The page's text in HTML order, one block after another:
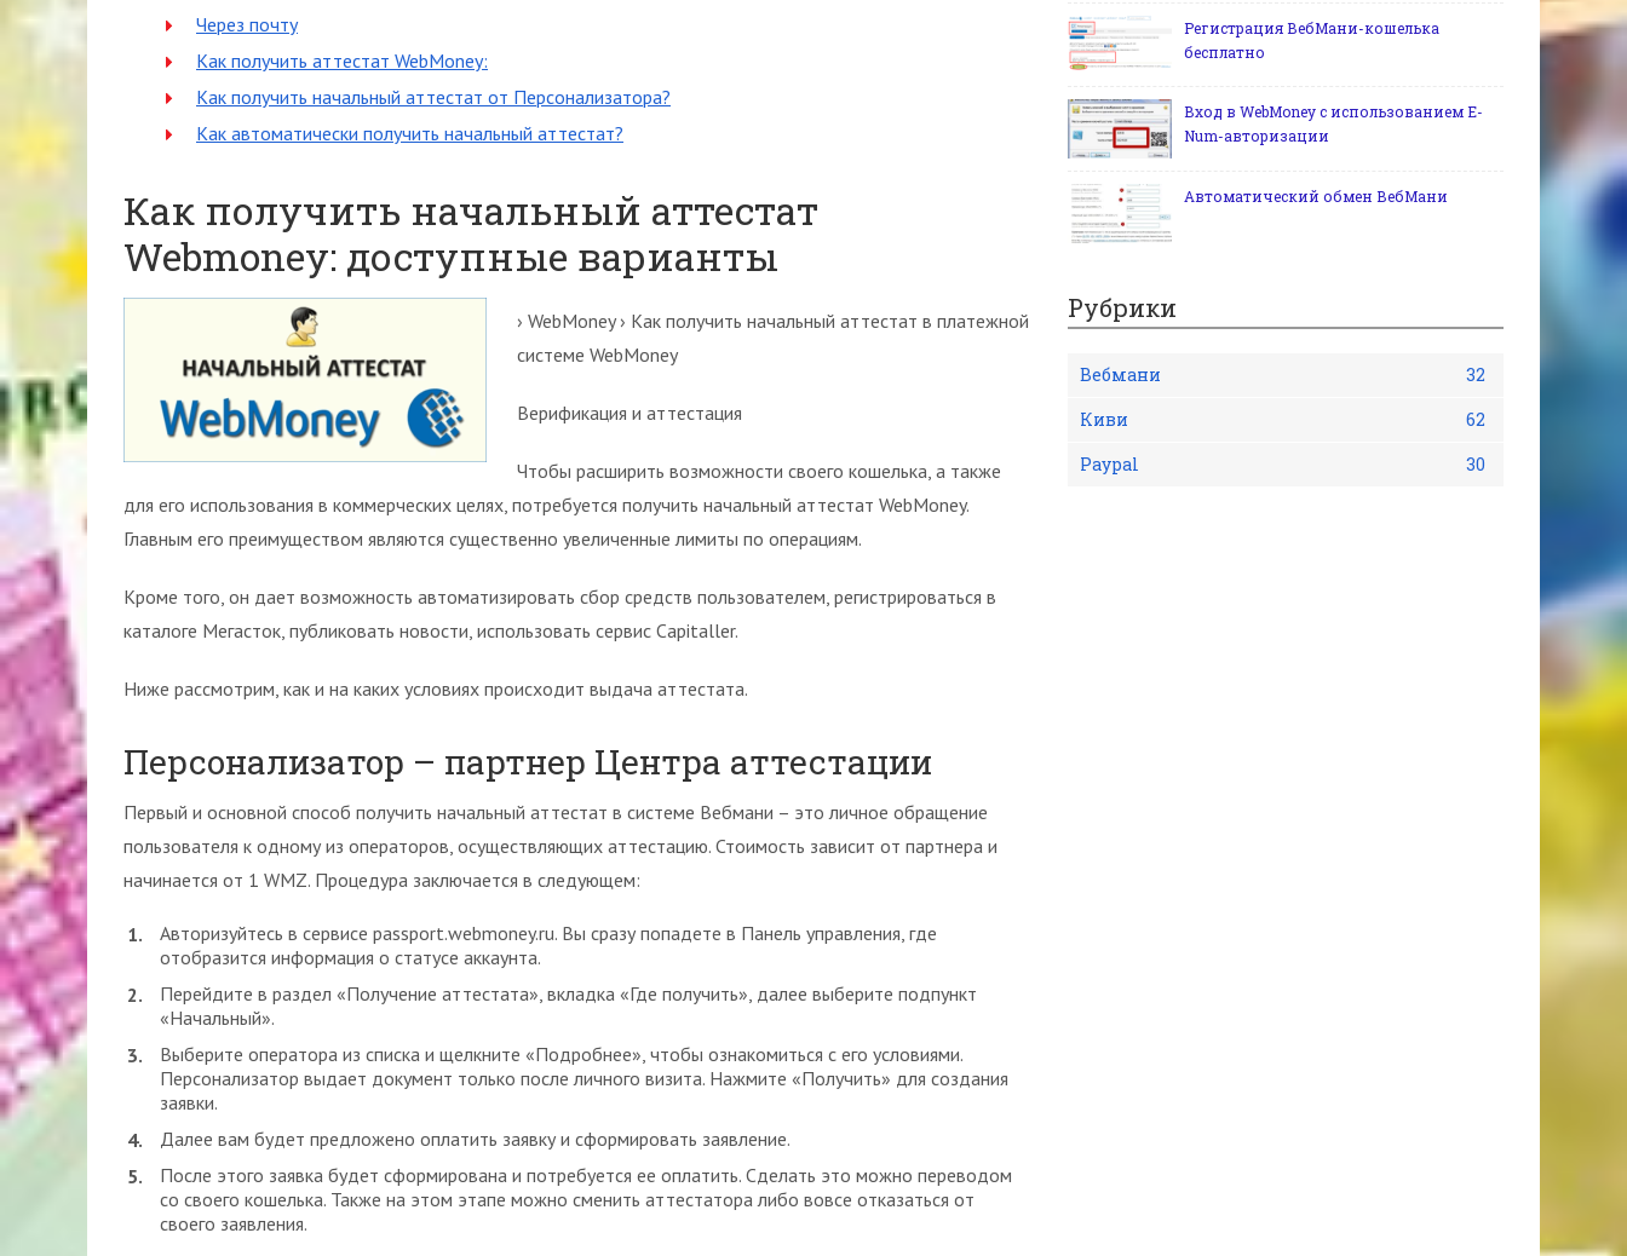
Через почту
Как получить аттестат WebMoney:
Как получить начальный аттестат от Персонализатора?
Как автоматически получить начальный аттестат?
Как получить начальный аттестат
Webmoney: доступные варианты
› WebMoney › Как получить начальный аттестат в платежной
системе WebMoney
Верификация и аттестация
Чтобы расширить возможности своего кошелька, а также
для его использования в коммерческих целях, потребуется получить начальный аттестат WebMoney.
Главным его преимуществом являются существенно увеличенные лимиты по операциям.
Кроме того, он дает возможность автоматизировать сбор средств пользователем, регистрироваться в
каталоге Мегасток, публиковать новости, использовать сервис Capitaller.
Ниже рассмотрим, как и на каких условиях происходит выдача аттестата.
Персонализатор – партнер Центра аттестации
Первый и основной способ получить начальный аттестат в системе Вебмани – это личное обращение
пользователя к одному из операторов, осуществляющих аттестацию. Стоимость зависит от партнера и
начинается от 1 WMZ. Процедура заключается в следующем:
Авторизуйтесь в сервисе passport.webmoney.ru. Вы сразу попадете в Панель управления, где
отобразится информация о статусе аккаунта.
Перейдите в раздел «Получение аттестата», вкладка «Где получить», далее выберите подпункт
«Начальный».
Выберите оператора из списка и щелкните «Подробнее», чтобы ознакомиться с его условиями.
Персонализатор выдает документ только после личного визита. Нажмите «Получить» для создания
заявки.
Далее вам будет предложено оплатить заявку и сформировать заявление.
После этого заявка будет сформирована и потребуется ее оплатить. Сделать это можно переводом
со своего кошелька. Также на этом этапе можно сменить аттестатора либо вовсе отказаться от
своего заявления.
Регистрация ВебМани-кошелька
бесплатно
Вход в WebMoney с использованием E-
Num-авторизации
Автоматический обмен ВебМани
Рубрики
Вебмани
32
Киви
62
Рaypal
30